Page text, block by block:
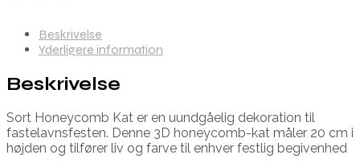
Beskrivelse
Yderligere information
Beskrivelse
Sort Honeycomb Kat er en uundgåelig dekoration til
fastelavnsfesten. Denne 3D honeycomb-kat måler 20 cm i
højden og tilfører liv og farve til enhver festlig begivenhed